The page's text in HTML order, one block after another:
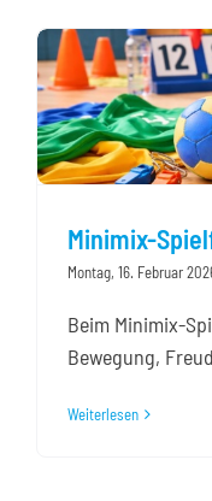
Minimix-
Montag, 16. Februar
Beim Minimix-
Bewegung,
Weiterlesen